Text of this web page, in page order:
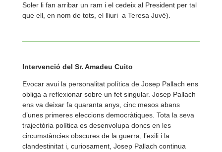
Soler li fan arribar un ram i el cedeix al President per tal
que ell, en nom de tots, el lliuri a Teresa Juvé).
Intervenció del Sr. Amadeu Cuito
Evocar avui la personalitat política de Josep Pallach ens
obliga a reflexionar sobre un fet singular. Josep Pallach
ens va deixar fa quaranta anys, cinc mesos abans
d’unes primeres eleccions democràtiques. Tota la seva
trajectòria política es desenvolupa doncs en les
circumstàncies obscures de la guerra, l’exili i la
clandestinitat i, curiosament, Josep Pallach continua